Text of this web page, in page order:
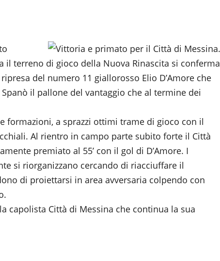
terreno di gioco della Nuova Rinascita si conferma
del numero 11 giallorosso Elio D’Amore che
il pallone del vantaggio che al termine dei
formazioni, a sprazzi ottimi trame di gioco con il
Al rientro in campo parte subito forte il Città
premiato al 55’ con il gol di D’Amore. I
si riorganizzano cercando di riacciuffare il
di proiettarsi in area avversaria colpendo con
capolista Città di Messina che continua la sua